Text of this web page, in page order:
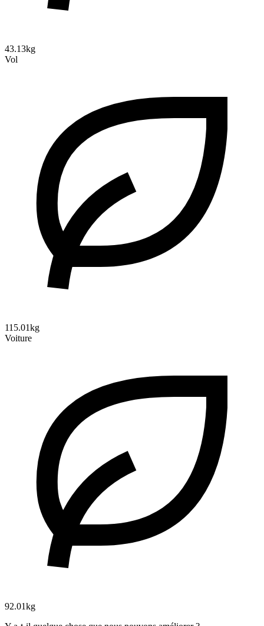
43.13kg
Vol
115.01kg
Voiture
92.01kg